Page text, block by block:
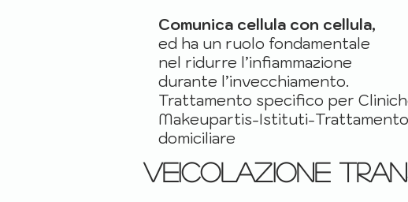
Comunica cellula con cellula,
ed ha un ruolo fondamentale
nel ridurre l’infiammazione
durante l’invecchiamento.
Trattamento specifico per
Makeupartis-Istituti-Trattamento
domiciliare
Veicolazione